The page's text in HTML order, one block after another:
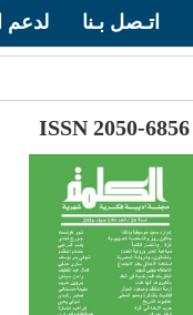
اتـصل بـنا لدعم
ISSN 2050-6856